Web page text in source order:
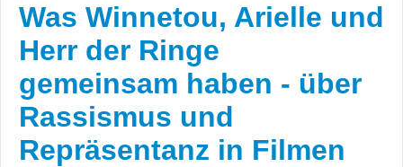
Was Winnetou, Arielle und
Herr der Ringe
gemeinsam haben - über
Rassismus und
Repräsentanz in Filmen